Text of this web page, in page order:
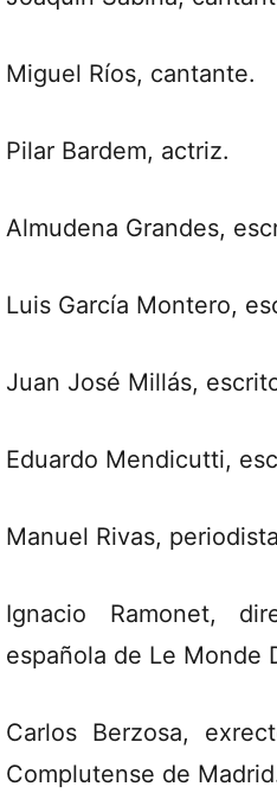
Miguel Ríos, cantante.
Pilar Bardem, actriz.
Almudena Grandes,
Luis García Montero,
Juan José Millás,
Eduardo Mendicutti,
Manuel Rivas,
Ignacio Ramonet,
española de Le Monde
Carlos Berzosa,
Complutense de